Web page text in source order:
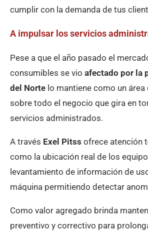
cumplir con la demanda de tus
A impulsar los servicios
Pese a que el año pasado el
consumibles se vio afectado por la
del Norte lo mantiene como un área
sobre todo el negocio que gira en
servicios administrados.
A través Exel Pitss ofrece atención
como la ubicación real de los
levantamiento de información de
máquina permitiendo detectar
Como valor agregado brinda
preventivo y correctivo para